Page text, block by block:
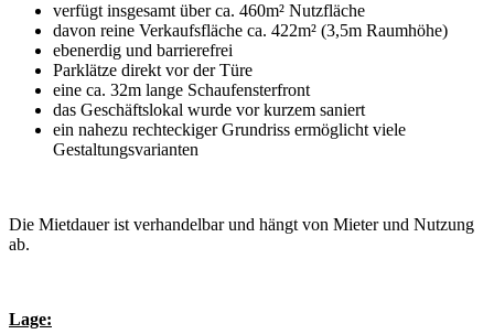
verfügt insgesamt über ca. 460m² Nutzfläche
davon reine Verkaufsfläche ca. 422m² (3,5m Raumhöhe)
ebenerdig und barrierefrei
Parklätze direkt vor der Türe
eine ca. 32m lange Schaufensterfront
das Geschäftslokal wurde vor kurzem saniert
ein nahezu rechteckiger Grundriss ermöglicht viele
Gestaltungsvarianten
Die Mietdauer ist verhandelbar und hängt von Mieter und Nutzung
ab.
Lage: